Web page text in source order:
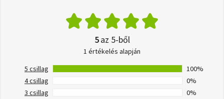
5az 5-ből
1 értékelés alapján
5 csillag
100%
4 csillag
0%
3 csillag
0%